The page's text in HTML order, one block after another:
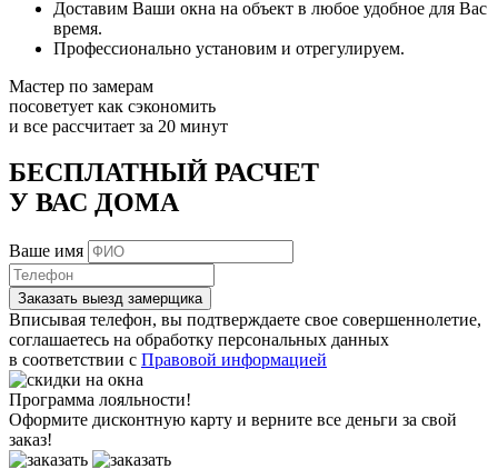
Доставим Ваши окна на объект в любое удобное для Вас
время.
Профессионально установим и отрегулируем.
Мастер по замерам
посоветует как сэкономить
и все рассчитает за 20 минут
БЕСПЛАТНЫЙ РАСЧЕТ
У ВАС ДОМА
Ваше имя
Заказать выезд замерщика
Вписывая телефон, вы подтверждаете свое совершеннолетие,
соглашаетесь на обработку персональных данных
в соответствии с Правовой информацией
Программа лояльности!
Оформите дисконтную карту и верните все деньги за свой
заказ!